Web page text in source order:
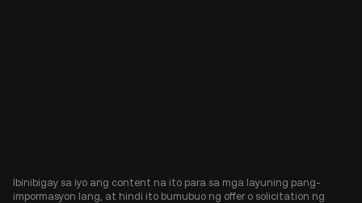
Ibinibigay sa iyo ang content na ito para sa mga layuning pang-
impormasyon lang, at hindi ito bumubuo ng offer o solicitation ng